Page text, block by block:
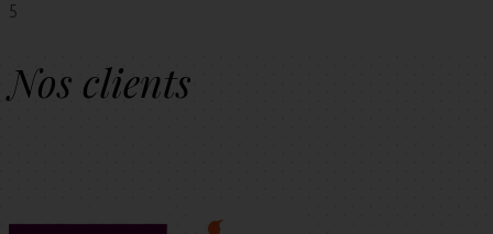
5
Nos clients